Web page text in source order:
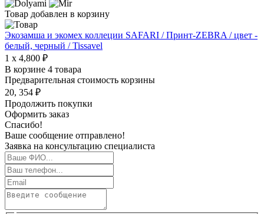
Товар добавлен в корзину
Экозамша и экомех коллеции SAFARI / Принт-ZEBRA / цвет -
белый, черный / Tissavel
1 x 4,800 ₽
В корзине 4 товара
Предварительная стоимость корзины
20, 354 ₽
Продолжить покупки
Оформить заказ
Спасибо!
Ваше сообщение отправлено!
Заявка на консультацию специалиста